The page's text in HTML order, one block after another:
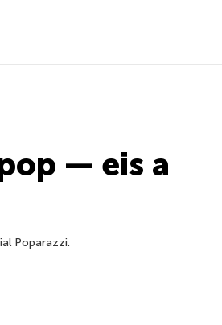
— eis a
Poparazzi.